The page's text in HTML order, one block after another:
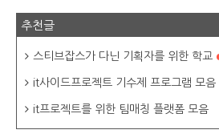
추천글
스티브잡스가 다닌 기획자를 위한 학교
it사이드프로젝트 기수제 프로그램 모음
it프로젝트를 위한 팀매칭 플랫폼 모음